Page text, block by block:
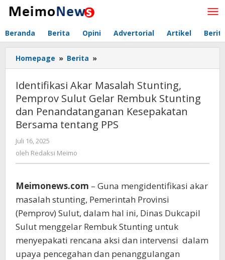
Lewati
Beranda Berita Opini Advertorial Artikel
Homepage » Berita »
Akar
Masalah
Stunting,
Pemprov
Sulut
Gelar
Penandatanganan
Bersama
tentang
PPS
Identifikasi Akar Masalah Stunting,
Pemprov Sulut Gelar Rembuk Stunting
dan Penandatanganan Kesepakatan
Bersama tentang PPS
Juli 16, 2025
Redaksi
oleh Redaksi Meimo
Meimonews.com – Guna mengidentifikasi akar
masalah stunting, Pemerintah Provinsi
(Pemprov) Sulut, dalam hal ini, Dinas Dukcapil
Sulut menggelar Rembuk Stunting untuk
menyepakati rencana aksi dan intervensi dalam
upaya pencegahan dan penanggulangan